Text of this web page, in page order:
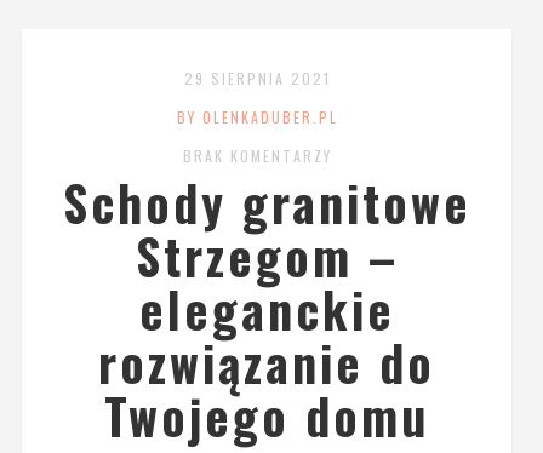
29 SIERPNIA 2021
BY OLENKADUBER.PL
BRAK KOMENTARZY
Schody granitowe
Strzegom –
eleganckie
rozwiązanie do
Twojego domu